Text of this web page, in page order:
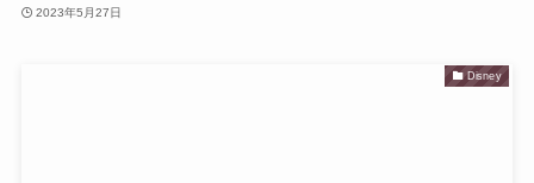
2023年5月27日
Disney